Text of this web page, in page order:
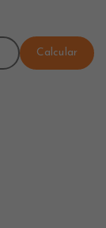
Calcular